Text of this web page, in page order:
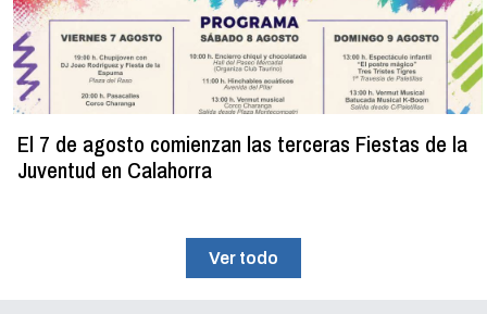
El 7 de agosto comienzan las terceras Fiestas de la
Juventud en Calahorra
Ver todo